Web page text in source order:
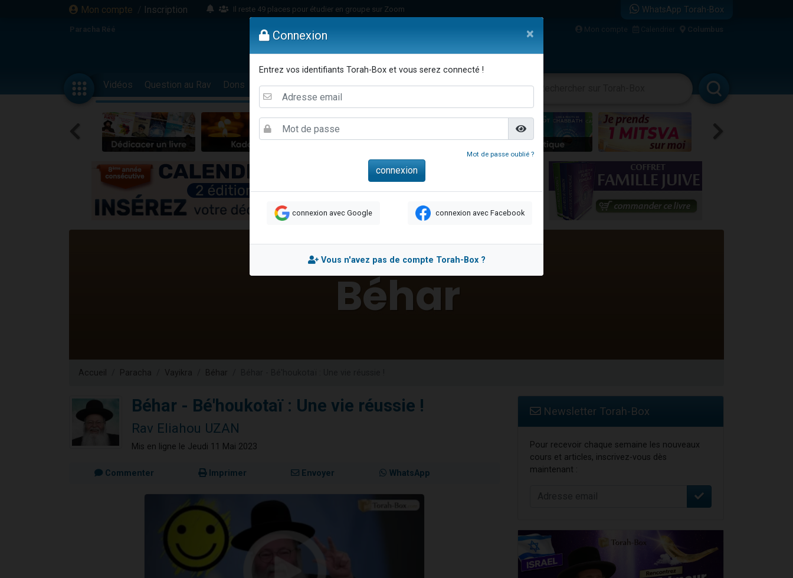
Mon compte / Inscription
Il reste 49 places pour étudier en groupe sur Zoom
16 personnes viennent de faire un don pour Diane, 80 ans, dans un appartement insalubre
2 personnes viennent de faire un don pour 1 Journée de Vacances Pour les Enfants
17 personnes viennent de demander une bénédiction
4 personnes viennent de nous rejoindre sur WhatsApp
Il reste 49 places pour étudier en groupe sur Zoom
Eva vient de donner son Maasser
4 personnes viennent de nous rejoindre sur WhatsApp
3 personnes viennent de nous rejoindre sur WhatsApp
Odaya vient de donner son Maasser
2 personnes viennent de nous rejoindre sur WhatsApp
13 personnes viennent de demander une bénédiction
30 personnes viennent de faire un don pour Sauvez la jambe de Yohan
Il reste 49 places pour étudier en groupe sur Zoom
WhatsApp Torah-Box
Paracha Réé Mon compte Calendrier Columbus
Vidéos Question au Rav Dons Femmes Enfants Etude sur Texte Musique Paracha Divertissements
Accueil Paracha Vayikra Béhar
Béhar - Bé'houkotaï : Une vie réussie !
Rav Eliahou UZAN
Mis en ligne le Jeudi 11 Mai 2023
Commenter Imprimer Envoyer WhatsApp
Newsletter Torah-Box
Pour recevoir chaque semaine les nouveaux
cours et articles, inscrivez-vous dès
maintenant :
Connexion ×
Entrez vos identifiants Torah-Box et vous serez connecté !
Mot de passe oublié ?
connexion avec Google connexion avec Facebook
Vous n'avez pas de compte Torah-Box ?